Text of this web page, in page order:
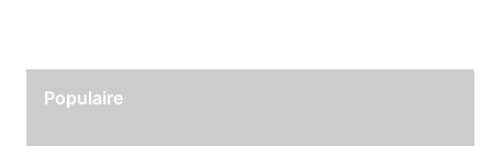
Populaire